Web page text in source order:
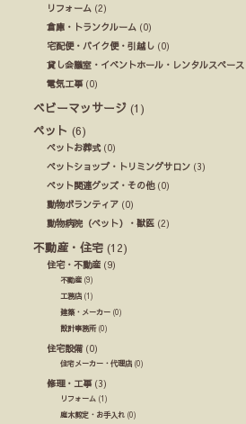
リフォーム (2)
倉庫・トランクルーム (0)
宅配便・バイク便・引越し (0)
貸し会議室・イベントホール・レンタルスペース
電気工事(0)
ベビーマッサージ (1)
ペット (6)
ペットお葬式(0)
ペットショップ・トリミングサロン (3)
ペット関連グッズ・その他(0)
動物ボランティア (0)
動物病院（ペット）・獣医 (2)
不動産・住宅 (12)
住宅・不動産 (9)
不動産 (9)
工務店 (1)
建築・メーカー (0)
設計事務所(0)
住宅設備(0)
住宅メーカー・代理店 (0)
修理・工事(3)
リフォーム (1)
庭木剪定・お手入れ (0)